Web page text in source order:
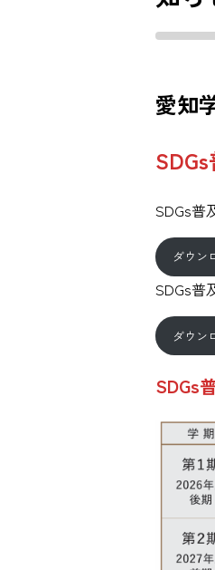
愛知
SDGs普
ダウン
SDGs普
ダウン
SDGs